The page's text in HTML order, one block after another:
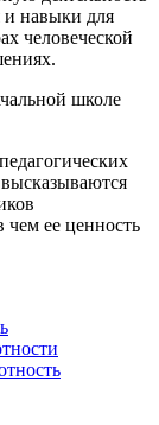
и навыки для
человеческой
школе
чем ее ценность